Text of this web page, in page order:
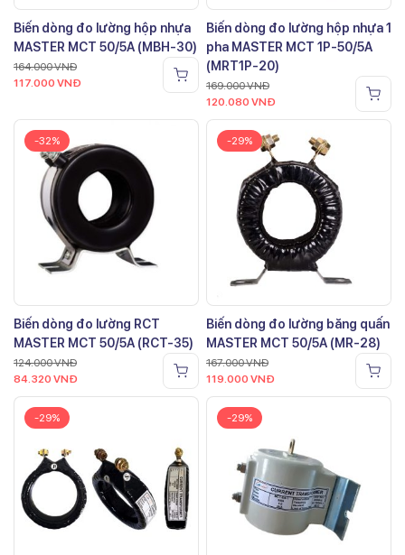
Biến dòng đo lường hộp nhựa
MASTER MCT 50/5A (MBH-30)
164.000VNĐ
117.000 VNĐ
Biến dòng đo lường hộp nhựa 1
pha MASTER MCT 1P-50/5A
(MRT1P-20)
169.000VNĐ
120.080 VNĐ
-32%
Biến dòng đo lường RCT
MASTER MCT 50/5A (RCT-35)
124.000VNĐ
84.320 VNĐ
-29%
Biến dòng đo lường băng quấn
MASTER MCT 50/5A (MR-28)
167.000VNĐ
119.000 VNĐ
-29% -29%